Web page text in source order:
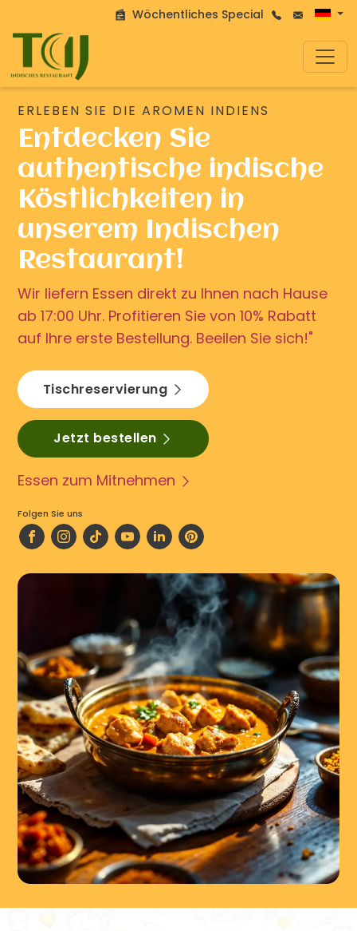
Wöchentliches Special
ERLEBEN SIE DIE AROMEN INDIENS
Entdecken Sie
authentische indische
Köstlichkeiten in
unserem Indischen
Restaurant!
Wir liefern Essen direkt zu Ihnen nach Hause
ab 17:00 Uhr. Profitieren Sie von 10% Rabatt
auf Ihre erste Bestellung. Beeilen Sie sich!"
Tischreservierung
Jetzt bestellen
Essen zum Mitnehmen
Folgen Sie uns